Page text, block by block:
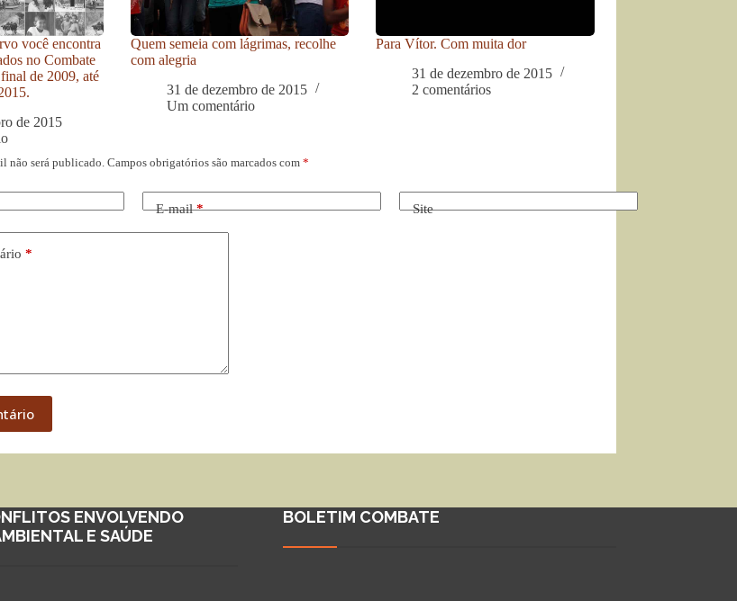
você encontra
no Combate
de 2009, até
de 2015
Quem semeia com lágrimas, recolhe
com alegria
31 de dezembro de 2015
Um comentário
Para Vítor. Com muita dor
31 de dezembro de 2015
2 comentários
não será publicado. Campos obrigatórios são marcados com *
E-mail* Site
*
ENVOLVENDO
E SAÚDE
BOLETIM COMBATE